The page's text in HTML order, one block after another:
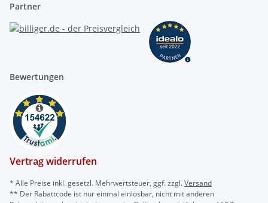
Partner
Bewertungen
Vertrag widerrufen
* Alle Preise inkl. gesetzl. Mehrwertsteuer, ggf. zzgl.Versand
** Der Rabattcode ist nur einmal einlösbar, nicht mit anderen